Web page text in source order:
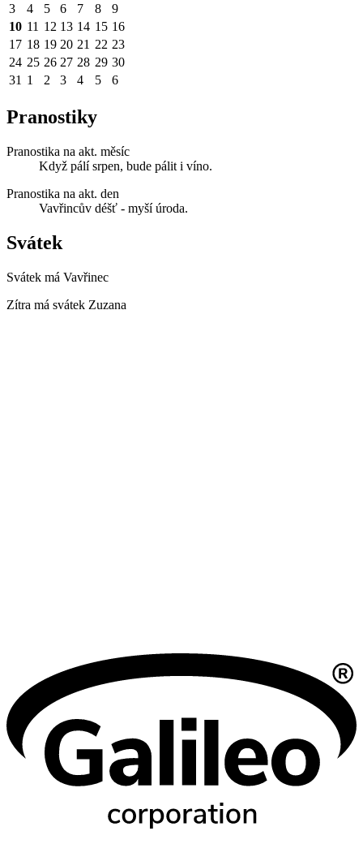
3
4 5 6 7 8
9
10 11 12 13 14 15 16
17 18 19 20 21 22 23
24 25 26 27 28 29 30
31 1 2 3 4 5 6
Pranostiky
Pranostika na akt. měsíc
Když pálí srpen, bude pálit i víno.
Pranostika na akt. den
Vavřincův déšť - myší úroda.
Svátek
Svátek má Vavřinec
Zítra má svátek Zuzana